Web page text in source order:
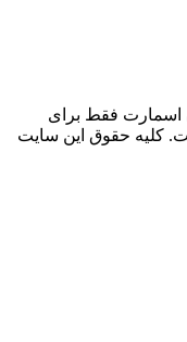
اسمارت فقط برای
کليه حقوق اين سايت